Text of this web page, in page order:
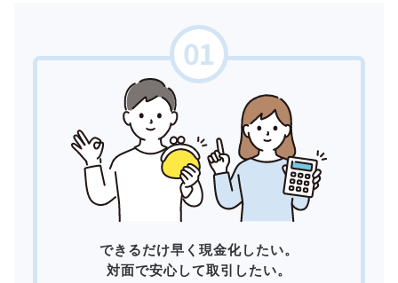
できるだけ早く現金化したい。
対面で安心して取引したい。